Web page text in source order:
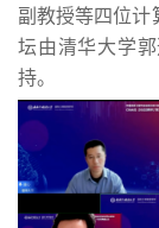
副教授等四位计
坛由清华大学
持。